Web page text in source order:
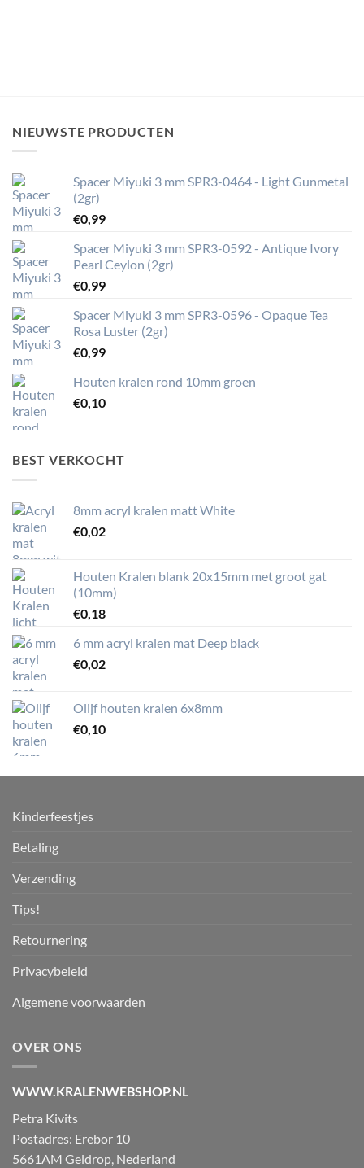
NIEUWSTE PRODUCTEN
Spacer Miyuki 3 mm SPR3-0464 - Light Gunmetal
(2gr)
€0,99
Spacer Miyuki 3 mm SPR3-0592 - Antique Ivory
Pearl Ceylon (2gr)
€0,99
Spacer Miyuki 3 mm SPR3-0596 - Opaque Tea
Rosa Luster (2gr)
€0,99
Houten kralen rond 10mm groen
€0,10
BEST VERKOCHT
8mm acryl kralen matt White
€0,02
Houten Kralen blank 20x15mm met groot gat
(10mm)
€0,18
6 mm acryl kralen mat Deep black
€0,02
Olijf houten kralen 6x8mm
€0,10
Kinderfeestjes
Betaling
Verzending
Tips!
Retournering
Privacybeleid
Algemene voorwaarden
OVER ONS
WWW.KRALENWEBSHOP.NL
Petra Kivits
Postadres: Erebor 10
5661AM Geldrop, Nederland